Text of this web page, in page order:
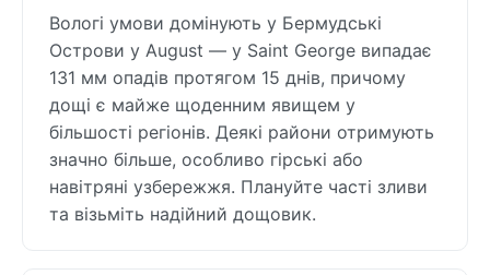
Вологі умови домінують у Бермудські
Острови у August — у Saint George випадає
131 мм опадів протягом 15 днів, причому
дощі є майже щоденним явищем у
більшості регіонів. Деякі райони отримують
значно більше, особливо гірські або
навітряні узбережжя. Плануйте часті зливи
та візьміть надійний дощовик.